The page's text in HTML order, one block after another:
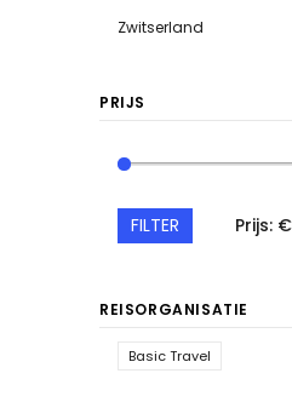
Zwitserland
PRIJS
FILTER Prijs:
REISORGANISATIE
Basic Travel